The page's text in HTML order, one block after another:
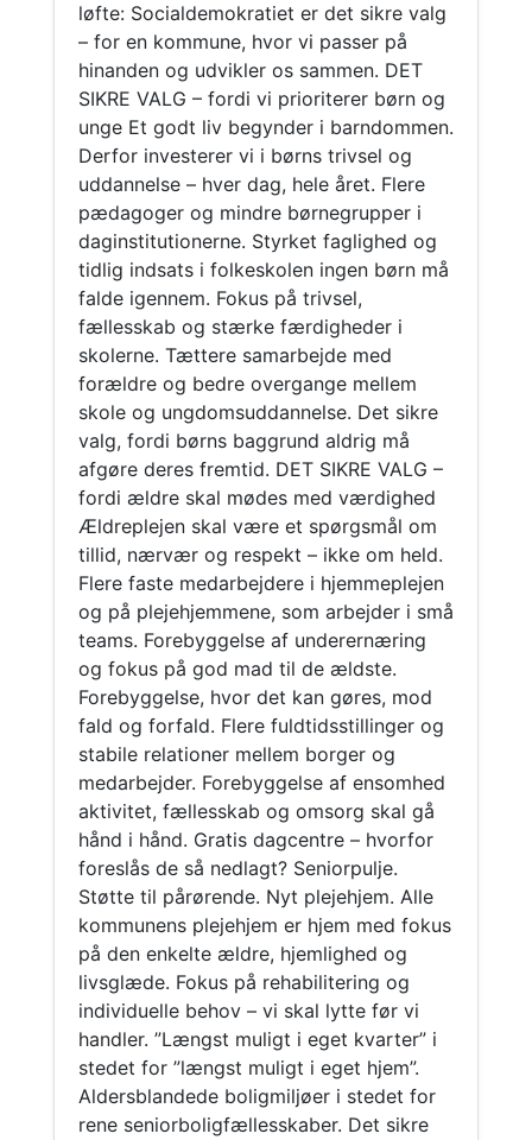
løfte: Socialdemokratiet er det sikre valg
– for en kommune, hvor vi passer på
hinanden og udvikler os sammen. DET
SIKRE VALG – fordi vi prioriterer børn og
unge Et godt liv begynder i barndommen.
Derfor investerer vi i børns trivsel og
uddannelse – hver dag, hele året. Flere
pædagoger og mindre børnegrupper i
daginstitutionerne. Styrket faglighed og
tidlig indsats i folkeskolen ingen børn må
falde igennem. Fokus på trivsel,
fællesskab og stærke færdigheder i
skolerne. Tættere samarbejde med
forældre og bedre overgange mellem
skole og ungdomsuddannelse. Det sikre
valg, fordi børns baggrund aldrig må
afgøre deres fremtid. DET SIKRE VALG –
fordi ældre skal mødes med værdighed
Ældreplejen skal være et spørgsmål om
tillid, nærvær og respekt – ikke om held.
Flere faste medarbejdere i hjemmeplejen
og på plejehjemmene, som arbejder i små
teams. Forebyggelse af underernæring
og fokus på god mad til de ældste.
Forebyggelse, hvor det kan gøres, mod
fald og forfald. Flere fuldtidsstillinger og
stabile relationer mellem borger og
medarbejder. Forebyggelse af ensomhed
aktivitet, fællesskab og omsorg skal gå
hånd i hånd. Gratis dagcentre – hvorfor
foreslås de så nedlagt? Seniorpulje.
Støtte til pårørende. Nyt plejehjem. Alle
kommunens plejehjem er hjem med fokus
på den enkelte ældre, hjemlighed og
livsglæde. Fokus på rehabilitering og
individuelle behov – vi skal lytte før vi
handler. ”Længst muligt i eget kvarter” i
stedet for ”længst muligt i eget hjem”.
Aldersblandede boligmiljøer i stedet for
rene seniorboligfællesskaber. Det sikre